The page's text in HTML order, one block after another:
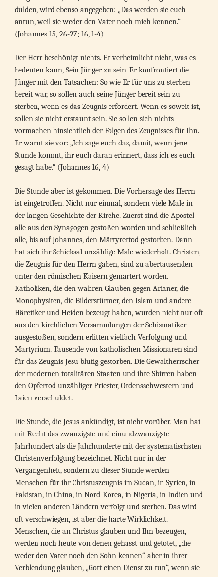
dulden, wird ebenso angegeben: „Das werden sie euch
antun, weil sie weder den Vater noch mich kennen.“
(Johannes 15, 26-27; 16, 1-4)
Der Herr beschönigt nichts. Er verheimlicht nicht, was es
bedeuten kann, Sein Jünger zu sein. Er konfrontiert die
Jünger mit den Tatsachen: So wie Er für uns zu sterben
bereit war, so sollen auch seine Jünger bereit sein zu
sterben, wenn es das Zeugnis erfordert. Wenn es soweit ist,
sollen sie nicht erstaunt sein. Sie sollen sich nichts
vormachen hinsichtlich der Folgen des Zeugnisses für Ihn.
Er warnt sie vor: „Ich sage euch das, damit, wenn jene
Stunde kommt, ihr euch daran erinnert, dass ich es euch
gesagt habe.“ (Johannes 16, 4)
Die Stunde aber ist gekommen. Die Vorhersage des Herrn
ist eingetroffen. Nicht nur einmal, sondern viele Male in
der langen Geschichte der Kirche. Zuerst sind die Apostel
alle aus den Synagogen gestoßen worden und schließlich
alle, bis auf Johannes, den Märtyrertod gestorben. Dann
hat sich ihr Schicksal unzählige Male wiederholt. Christen,
die Zeugnis für den Herrn gaben, sind zu abertausenden
unter den römischen Kaisern gemartert worden.
Katholiken, die den wahren Glauben gegen Arianer, die
Monophysiten, die Bilderstürmer, den Islam und andere
Häretiker und Heiden bezeugt haben, wurden nicht nur oft
aus den kirchlichen Versammlungen der Schismatiker
ausgestoßen, sondern erlitten vielfach Verfolgung und
Martyrium. Tausende von katholischen Missionaren sind
für das Zeugnis Jesu blutig gestorben. Die Gewaltherrscher
der modernen totalitären Staaten und ihre Sbirren haben
den Opfertod unzähliger Priester, Ordensschwestern und
Laien verschuldet.
Die Stunde, die Jesus ankündigt, ist nicht vorüber. Man hat
mit Recht das zwanzigste und einundzwanzigste
Jahrhundert als die Jahrhunderte mit der systematischsten
Christenverfolgung bezeichnet. Nicht nur in der
Vergangenheit, sondern zu dieser Stunde werden
Menschen für ihr Christuszeugnis im Sudan, in Syrien, in
Pakistan, in China, in Nord-Korea, in Nigeria, in Indien und
in vielen anderen Ländern verfolgt und sterben. Das wird
oft verschwiegen, ist aber die harte Wirklichkeit.
Menschen, die an Christus glauben und Ihn bezeugen,
werden noch heute von denen gehasst und getötet, „die
weder den Vater noch den Sohn kennen“, aber in ihrer
Verblendung glauben, „Gott einen Dienst zu tun“, wenn sie